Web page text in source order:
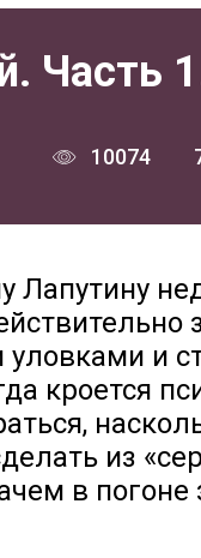
Часть
10074
Лапутину
и
кроется
из
в погоне